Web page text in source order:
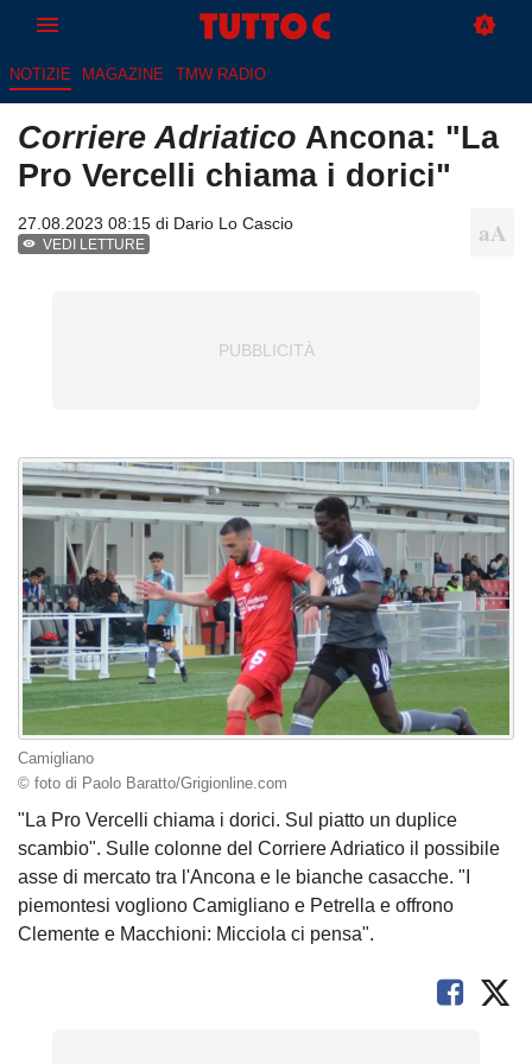
NOTIZIE MAGAZINE TMW RADIO
Corriere Adriatico Ancona: "La
Pro Vercelli chiama i dorici"
27.08.2023 08:15 di Dario Lo Cascio
VEDI LETTURE
Camigliano
© foto di Paolo Baratto/Grigionline.com
"La Pro Vercelli chiama i dorici. Sul piatto un duplice
scambio". Sulle colonne del Corriere Adriatico il possibile
asse di mercato tra l'Ancona e le bianche casacche. "I
piemontesi vogliono Camigliano e Petrella e offrono
Clemente e Macchioni: Micciola ci pensa".